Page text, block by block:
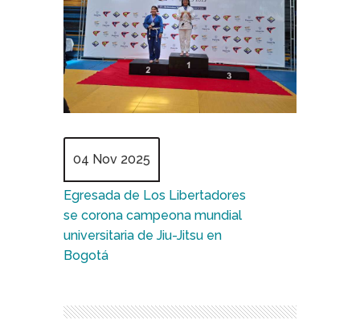
04 Nov 2025
Egresada de Los Libertadores
se corona campeona mundial
universitaria de Jiu-Jitsu en
Bogotá